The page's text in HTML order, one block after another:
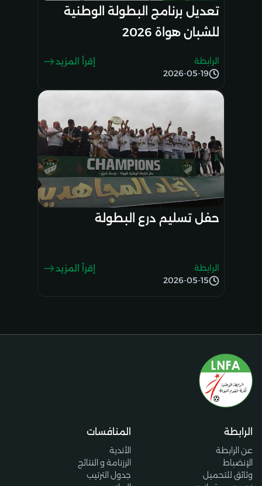
تعديل برنامج البطولة الوطنية
للشبان هواة 2026
2026-05-19
الرابطة إقرأ المزيد
حفل تسليم درع البطولة
2026-05-15
الرابطة إقرأ المزيد
الرابطة
عن الرابطة
الإنضباط
وثائق للتحميل
المنافسات
الأندية
الرزنامة و النتائج
جدول الترتيب